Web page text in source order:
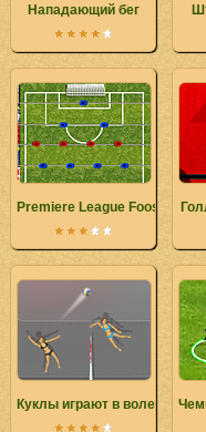
Нападающий бег
Premiere League Foosball
Куклы играют в волейбол